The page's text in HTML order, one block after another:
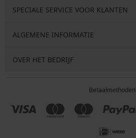
SPECIALE SERVICE VOOR KLANTEN
ALGEMENE INFORMATIE
OVER HET BEDRIJF
Betaalmethoden